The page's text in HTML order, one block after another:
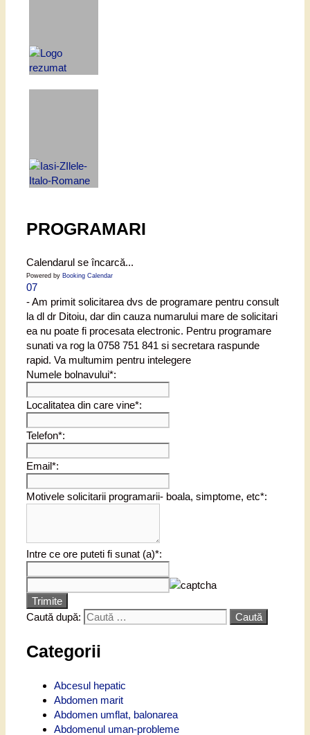
PROGRAMARI
Calendarul se încarcă...
Powered by Booking Calendar
07
- Am primit solicitarea dvs de programare pentru consult
la dl dr Ditoiu, dar din cauza numarului mare de solicitari
ea nu poate fi procesata electronic. Pentru programare
sunati va rog la 0758 751 841 si secretara raspunde
rapid. Va multumim pentru intelegere
Numele bolnavului*:
Localitatea din care vine*:
Telefon*:
Email*:
Motivele solicitarii programarii- boala, simptome, etc*:
Intre ce ore puteti fi sunat (a)*:
Trimite
Caută după:
Categorii
Abcesul hepatic
Abdomen marit
Abdomen umflat, balonarea
Abdomenul uman-probleme